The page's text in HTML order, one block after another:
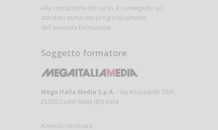
Alla conclusione del corso, è consegnato un
attestato numerato progressivamente
dell'avvenuta formazione.
Soggetto formatore
Mega Italia Media S.p.A. - Via Roncadelle 70/A,
25030 Castel Mella (BS) Italia
Azienda certificata: